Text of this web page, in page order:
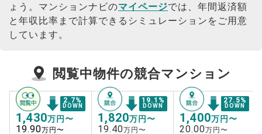
ょう。 マンションナビのマイページでは、年間返済額
と年収比率まで計算できるシミュレーションをご用意
しています。
閲覧中物件の競合マンション
2.7%
DOWN
1,430万円〜
19.90万円〜
19.1 %
DOWN
1,820万円〜
19.40万円〜
27.5%
DOWN
1,400万円〜
20.00万円〜